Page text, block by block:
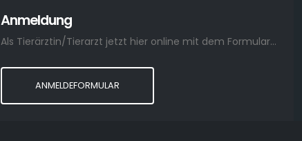
Anmeldung
Als Tierärztin/Tierarzt jetzt hier online mit dem Formular anmelden.
ANMELDEFORMULAR